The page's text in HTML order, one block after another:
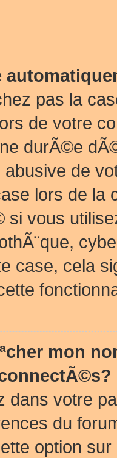
pas la
de votre
durÃ©e
de
lors de
si vous
case, cela
mon
dans votre
du
option sur